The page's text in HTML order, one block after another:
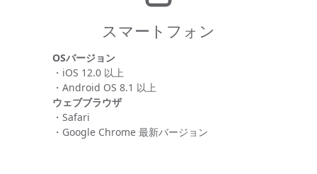
スマートフォン
OSバージョン
・iOS 12.0 以上
・Android OS 8.1 以上
ウェブブラウザ
・Safari
・Google Chrome 最新バージョン